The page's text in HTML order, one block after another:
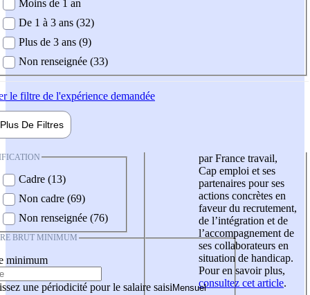
Moins de 1 an
De 1 à 3 ans (32)
Plus de 3 ans (9)
Non renseignée (33)
le filtre de l'expérience demandée
Plus De Filtres
Cadre (13)
Non cadre (69)
Non renseignée (76)
BRUT MINIMUM
minimum
une périodicité pour le salaire saisi
par France travail,
Cap emploi et ses
partenaires pour ses
actions concrètes en
faveur du recrutement,
de l’intégration et de
l’accompagnement de
ses collaborateurs en
situation de handicap.
Pour en savoir plus,
consultez cet article.